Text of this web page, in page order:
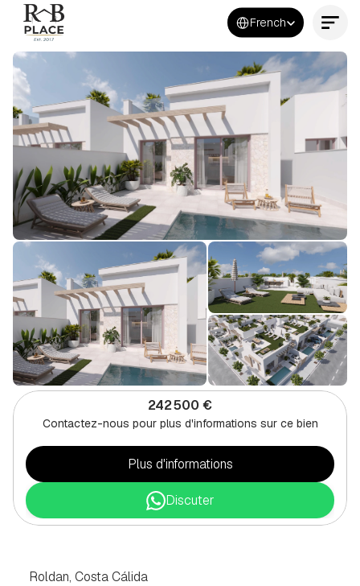
Select Language
French
Contactez-nous maintenant
242 500 €
Contactez-nous pour plus d'informations sur ce bien
Plus d'informations
Discuter
Roldan, Costa Cálida